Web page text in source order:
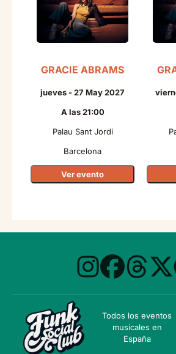
GRACIE ABRAMS
jueves - 27 May 2027
A las 21:00
Palau Sant Jordi
Barcelona
Ver evento
Todos los eventos
musicales en
España